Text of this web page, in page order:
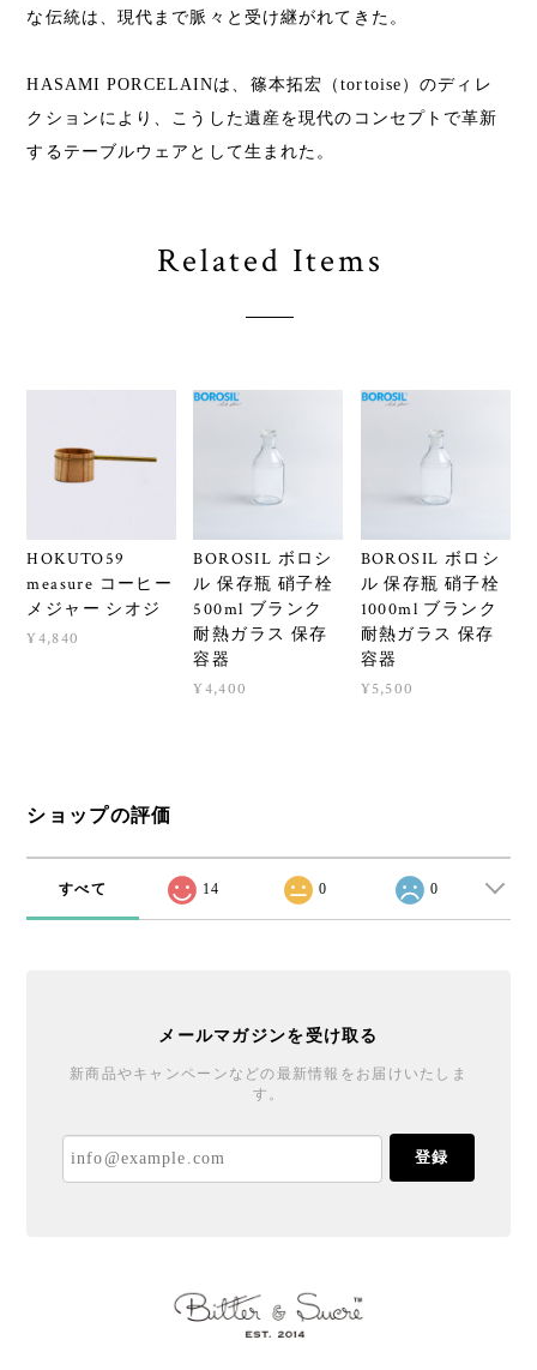
な伝統は、現代まで脈々と受け継がれてきた。
HASAMI PORCELAINは、篠本拓宏（tortoise）のディレ
クションにより、こうした遺産を現代のコンセプトで革新
するテーブルウェアとして生まれた。
Related Items
HOKUTO59
measure コーヒー
メジャー シオジ
¥4,840
BOROSIL ボロシ
ル 保存瓶 硝子栓
500ml ブランク
耐熱ガラス 保存
容器
¥4,400
BOROSIL ボロシ
ル 保存瓶 硝子栓
1000ml ブランク
耐熱ガラス 保存
容器
¥5,500
ショップの評価
すべて 14 0 0
メールマガジンを受け取る
新商品やキャンペーンなどの最新情報をお届けいたしま
す。
登録